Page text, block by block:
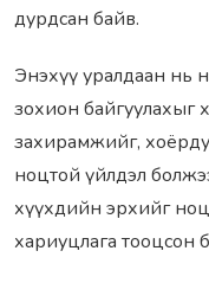
дурдсан байв.
Энэхүү уралдаан нь
зохион байгуулахыг
захирамжийг,
ноцтой үйлдэл
хүүхдийн эрхийг
хариуцлага тооцсон